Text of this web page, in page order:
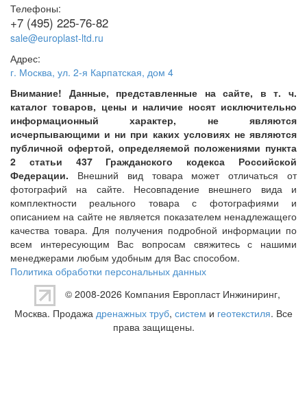
Телефоны:
+7 (495) 225-76-82
sale@europlast-ltd.ru
Адрес:
г. Москва, ул. 2-я Карпатская, дом 4
Внимание! Данные, представленные на сайте, в т. ч.
каталог товаров, цены и наличие носят исключительно
информационный характер, не являются
исчерпывающими и ни при каких условиях не являются
публичной офертой, определяемой положениями пункта
2 статьи 437 Гражданского кодекса Российской
Федерации. Внешний вид товара может отличаться от
фотографий на сайте. Несовпадение внешнего вида и
комплектности реального товара с фотографиями и
описанием на сайте не является показателем ненадлежащего
качества товара. Для получения подробной информации по
всем интересующим Вас вопросам свяжитесь с нашими
менеджерами любым удобным для Вас способом.
Политика обработки персональных данных
© 2008-2026 Компания Европласт Инжиниринг,
Москва. Продажа дренажных труб, систем и геотекстиля. Все
права защищены.